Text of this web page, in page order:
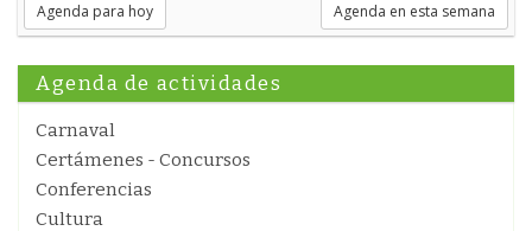
Agenda para hoy Agenda en esta semana
Agenda de actividades
Carnaval
Certámenes - Concursos
Conferencias
Cultura